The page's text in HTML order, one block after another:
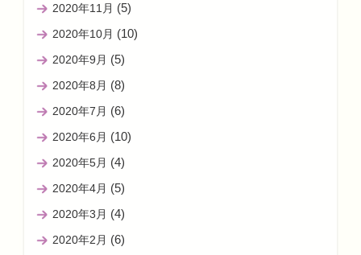
2020年11月 (5)
2020年10月 (10)
2020年9月 (5)
2020年8月 (8)
2020年7月 (6)
2020年6月 (10)
2020年5月 (4)
2020年4月 (5)
2020年3月 (4)
2020年2月 (6)